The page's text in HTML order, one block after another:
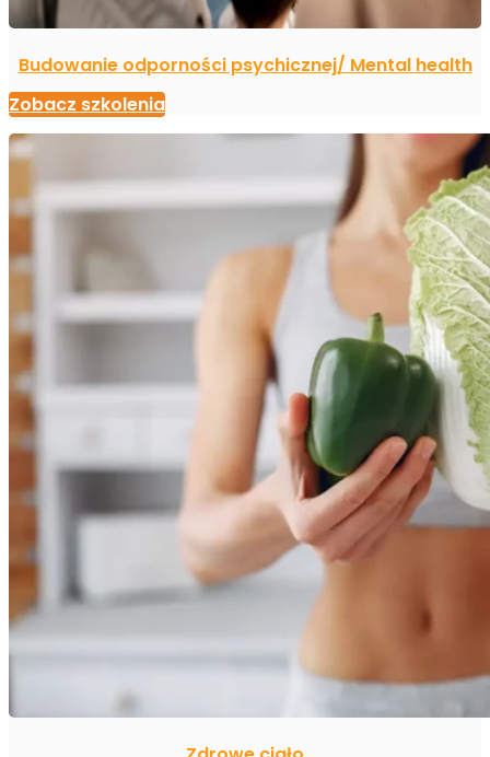
Budowanie odporności psychicznej/ Mental health
Zobacz szkolenia